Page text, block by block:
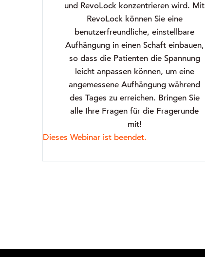
und RevoLock konzentrieren wird. Mit
RevoLock können Sie eine
benutzerfreundliche, einstellbare
Aufhängung in einen Schaft einbauen,
so dass die Patienten die Spannung
leicht anpassen können, um eine
angemessene Aufhängung während
des Tages zu erreichen. Bringen Sie
alle Ihre Fragen für die Fragerunde
mit!
Dieses Webinar ist beendet.